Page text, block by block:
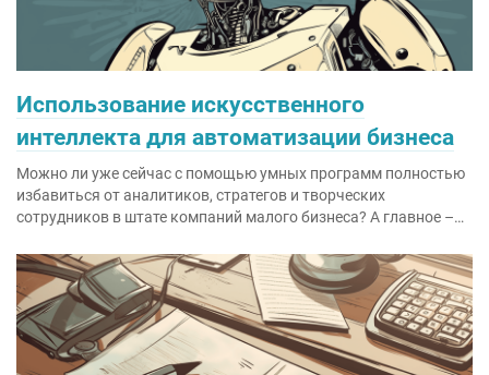
Использование искусственного
интеллекта для автоматизации бизнеса
Можно ли уже сейчас с помощью умных программ полностью
избавиться от аналитиков, стратегов и творческих
сотрудников в штате компаний малого бизнеса? А главное –…